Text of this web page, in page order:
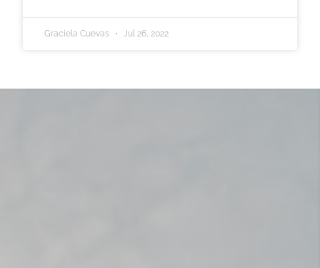
Graciela Cuevas Jul 26, 2022